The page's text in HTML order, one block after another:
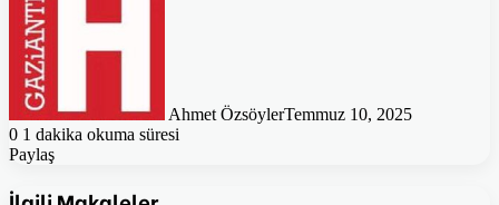
Ahmet ÖzsöylerTemmuz 10, 2025
0 1 dakika okuma süresi
Paylaş
Posta